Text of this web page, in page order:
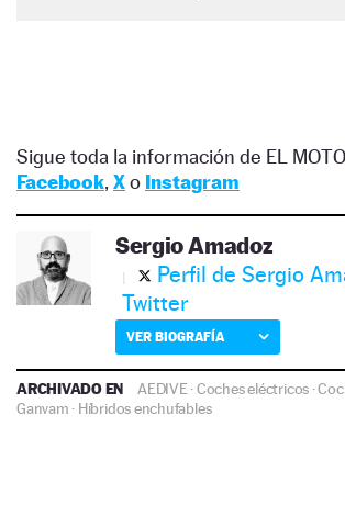
Sigue toda la información de EL
Facebook, Xo Instagram
Sergio Amadoz
Perfil de Sergio
Twitter
VER BIOGRAFÍA
ARCHIVADO EN AEDIVE ·Coches eléctricos ·
Ganvam · Híbridos enchufables